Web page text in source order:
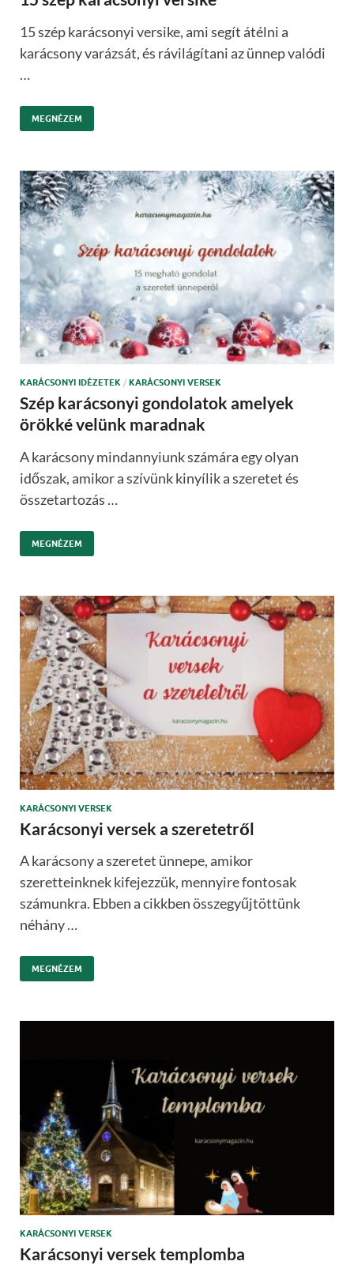
15 szép karácsonyi versike, ami segít átélni a
karácsony varázsát, és rávilágítani az ünnep valódi
…
MEGNÉZEM
KARÁCSONYI IDÉZETEK / KARÁCSONYI VERSEK
Szép karácsonyi gondolatok amelyek
örökké velünk maradnak
A karácsony mindannyiunk számára egy olyan
időszak, amikor a szívünk kinyílik a szeretet és
összetartozás …
MEGNÉZEM
KARÁCSONYI VERSEK
Karácsonyi versek a szeretetről
A karácsony a szeretet ünnepe, amikor
szeretteinknek kifejezzük, mennyire fontosak
számunkra. Ebben a cikkben összegyűjtöttünk
néhány …
MEGNÉZEM
KARÁCSONYI VERSEK
Karácsonyi versek templomba